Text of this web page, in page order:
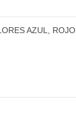
AZUL, ROJO